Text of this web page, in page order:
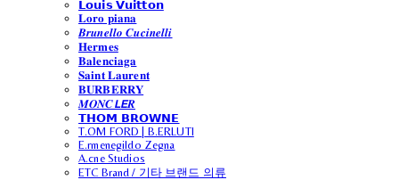
𝗟𝗼𝘂𝗶𝘀 𝗩𝘂𝗶𝘁𝘁𝗼𝗻
𝐋𝐨𝐫𝐨 𝐩𝐢𝐚𝐧𝐚
𝑩𝒓𝒖𝒏𝒆𝒍𝒍𝒐 𝑪𝒖𝒄𝒊𝒏𝒆𝒍𝒍𝒊
𝐇𝐞𝐫𝐦𝐞𝐬
𝐁𝐚𝐥𝐞𝐧𝐜𝐢𝐚𝐠𝐚
𝐒𝐚𝐢𝐧𝐭 𝐋𝐚𝐮𝐫𝐞𝐧𝐭
𝐁𝐔𝐑𝐁𝐄𝐑𝐑𝐘
𝑴𝑶𝑵𝑪𝙇𝙀𝑹
𝗧𝗛𝗢𝗠 𝗕𝗥𝗢𝗪𝗡𝗘
T.OM FORD | B.ERLUTI
E.rmenegildo Zegna
A.cne Studios
ETC Brand / 기타 브랜드 의류